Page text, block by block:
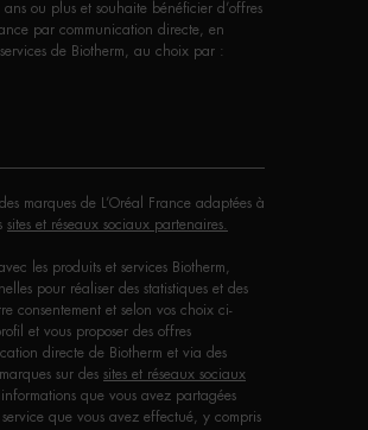
ou plus et souhaite bénéficier d’offres
par communication directe, en
de Biotherm, au choix par :
marques de L’Oréal France adaptées à
sites et réseaux sociaux partenaires.
les produits et services Biotherm,
pour réaliser des statistiques et des
consentement et selon vos choix ci-
et vous proposer des offres
directe de Biotherm et via des
sur des sites et réseaux sociaux
que vous avez partagées
que vous avez effectué, y compris